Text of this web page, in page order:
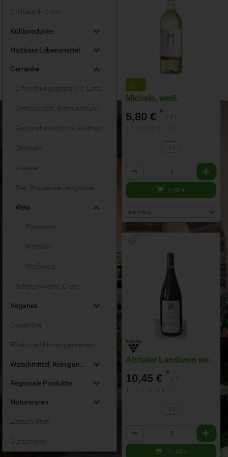
Grillfleisch & Co
Kühlprodukte
Haltbare Lebensmittel
Getränke
Gemüsesaft, Gemüsetrunk
Obstsaft
Wasser
Bier, Brauereierzeugnisse
Wein
Roséwein
Rotwein
Weißwein
Schaumweine, Cidre
Veganes
Glutenfrei
Effektive Mikroorganismen
Waschmittel, Reinigungsmittel
Regionale Produkte
Naturwaren
Zeitschriften
Gutscheine
Michele, weiß
5,80 € * / 1 l
1 l
Anzahl
5,80 €
10,45 € * / 1 l
1 l
Anzahl
10,45 €